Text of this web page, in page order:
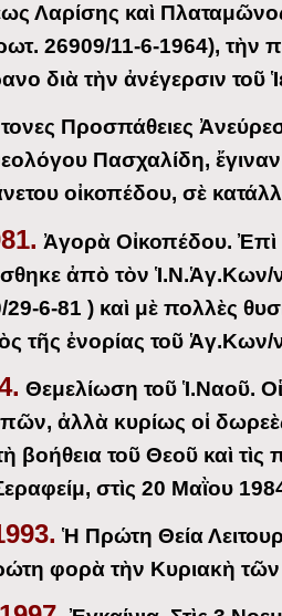
Λαρίσης καὶ
26909/11-6-1964),
διὰ τὴν ἀνέγερσιν τοῦ
Προσπάθειες
Πασχαλίδη,
οἰκοπέδου, σὲ
Ἀγορὰ Οἰκοπέδου. Ἐπὶ
ἀπὸ τὸν Ἱ.Ν.Ἁγ.Κων/
6-81 ) καὶ μὲ πολλὲς
τῆς ἐνορίας τοῦ
Θεμελίωση τοῦ Ἱ.Ναοῦ.
ἀλλὰ κυρίως οἱ
βοήθεια τοῦ Θεοῦ καὶ
στὶς 20 Μαῒου
Ἡ Πρώτη Θεία
φορὰ τὴν Κυριακὴ